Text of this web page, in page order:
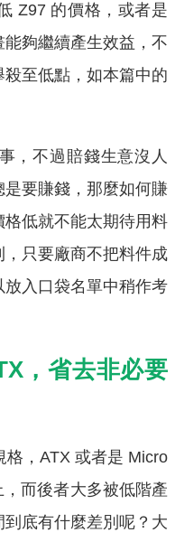
Z97 的價格，或者是
夠繼續產生效益，不
至低點，如本篇中的
，不過賠錢生意沒人
要賺錢，那麼如何賺
低就不能太期待用料
只要廠商不把料件成
入口袋名單中稍作考
，省去非必要
格，ATX 或者是 Micro
而後者大多被低階產
底有什麼差別呢？大